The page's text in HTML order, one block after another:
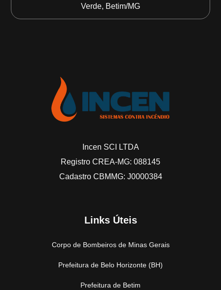
Verde, Betim/MG
Incen SCI LTDA
Registro CREA-MG: 088145
Cadastro CBMMG: J0000384
Links Úteis
Corpo de Bombeiros de Minas Gerais
Prefeitura de Belo Horizonte (BH)
Prefeitura de Betim